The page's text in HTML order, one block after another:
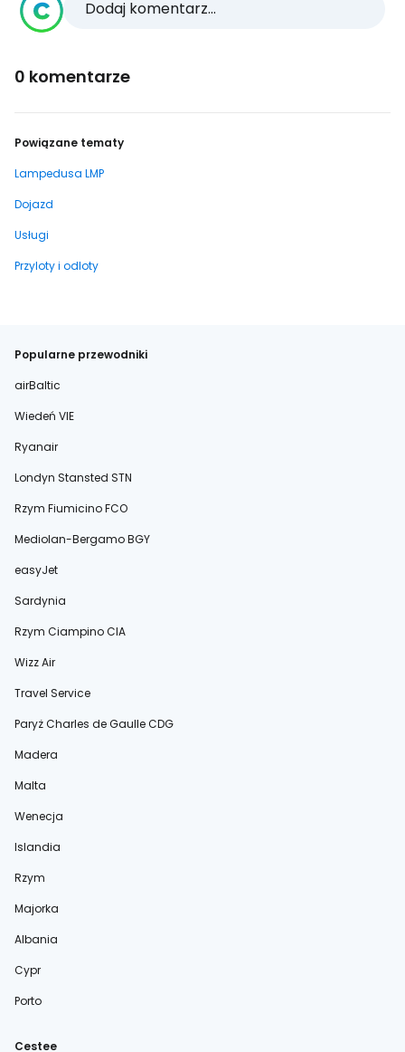
Dodaj komentarz...
0 komentarze
Powiązane tematy
Lampedusa LMP
Dojazd
Usługi
Przyloty i odloty
Popularne przewodniki
airBaltic
Wiedeń VIE
Ryanair
Londyn Stansted STN
Rzym Fiumicino FCO
Mediolan-Bergamo BGY
easyJet
Sardynia
Rzym Ciampino CIA
Wizz Air
Travel Service
Paryż Charles de Gaulle CDG
Madera
Malta
Wenecja
Islandia
Rzym
Majorka
Albania
Cypr
Porto
Cestee